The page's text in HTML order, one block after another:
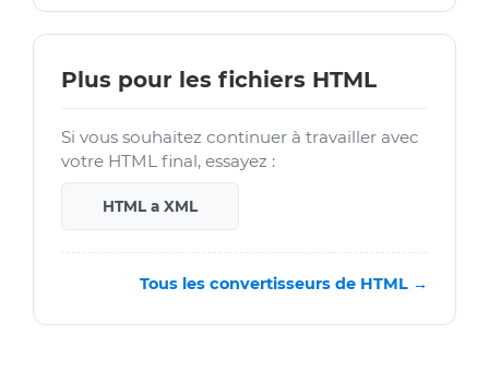
Plus pour les fichiers HTML
Si vous souhaitez continuer à travailler avec
votre HTML final, essayez :
HTML a XML
Tous les convertisseurs de HTML →